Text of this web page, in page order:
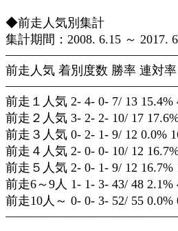
◆前走人気別集計
集計期間：2008. 6.15 ～ 2017.
前走人気 着別度数 勝率 連対
前走１人気 2- 4- 0- 7/ 13 15.4%
前走２人気 3- 2- 2- 10/ 17
前走３人気 0- 2- 1- 9/ 12 0.0%
前走４人気 2- 0- 0- 10/ 12
前走５人気 2- 0- 1- 9/ 12 16.7%
前走6～9人 1- 1- 3- 43/ 48 2.1%
前走10人～ 0- 0- 3- 52/ 55 0.0%